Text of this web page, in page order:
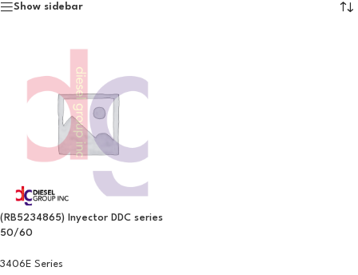
Show sidebar
(RB5234865) Inyector DDC series
50/60
3406E Series